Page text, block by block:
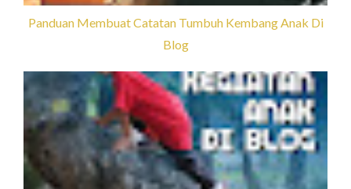
Panduan Membuat Catatan Tumbuh Kembang Anak Di
Blog